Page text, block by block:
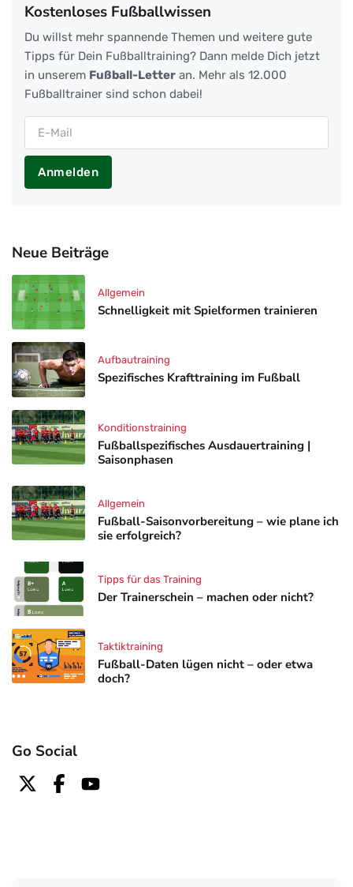
Kostenloses Fußballwissen
Du willst mehr spannende Themen und weitere gute
Tipps für Dein Fußballtraining? Dann melde Dich jetzt
in unserem Fußball-Letter an. Mehr als 12.000
Fußballtrainer sind schon dabei!
Anmelden
Neue Beiträge
Schnelligkeit mit Spielformen trainieren
Allgemein
Spezifisches Krafttraining im Fußball
Aufbautraining
Fußballspezifisches Ausdauertraining |
Saisonphasen
Konditionstraining
Fußball-Saisonvorbereitung – wie plane ich
sie erfolgreich?
Allgemein
Der Trainerschein – machen oder nicht?
Tipps für das Training
Fußball-Daten lügen nicht – oder etwa
doch?
Taktiktraining
Go Social